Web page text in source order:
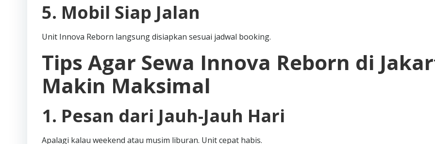
5. Mobil Siap Jalan
Unit Innova Reborn langsung disiapkan sesuai jadwal booking.
Tips Agar Sewa Innova Reborn di
Makin Maksimal
1. Pesan dari Jauh-Jauh Hari
Apalagi kalau weekend atau musim liburan. Unit cepat habis.